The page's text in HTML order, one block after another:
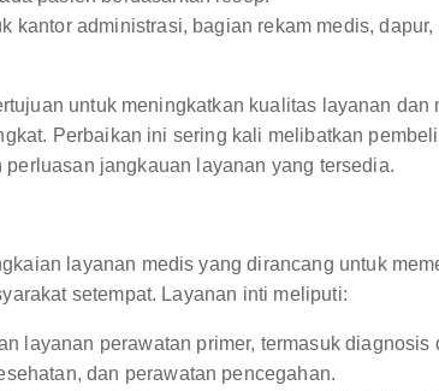
kantor administrasi, bagian rekam medis,
untuk meningkatkan kualitas layanan dan
Perbaikan ini sering kali melibatkan
jangkauan layanan yang tersedia.
layanan medis yang dirancang untuk
setempat. Layanan inti meliputi:
layanan perawatan primer, termasuk diagnosis
dan perawatan pencegahan.